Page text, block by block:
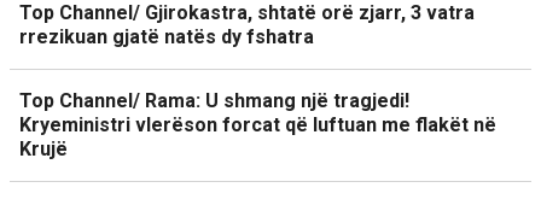
Top Channel/ Gjirokastra, shtatë orë zjarr, 3 vatra
rrezikuan gjatë natës dy fshatra
Top Channel/ Rama: U shmang një tragjedi!
Kryeministri vlerëson forcat që luftuan me flakët në
Krujë